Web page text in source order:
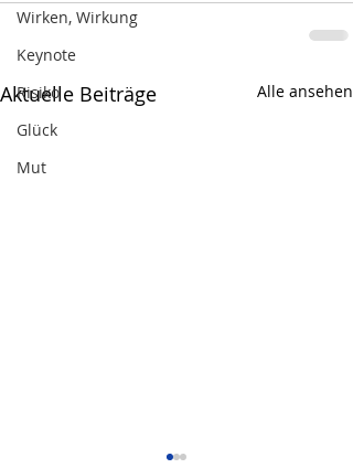
Wirken, Wirkung
Keynote
Risiko
Glück
Mut
Aktuelle Beiträge Alle ansehen